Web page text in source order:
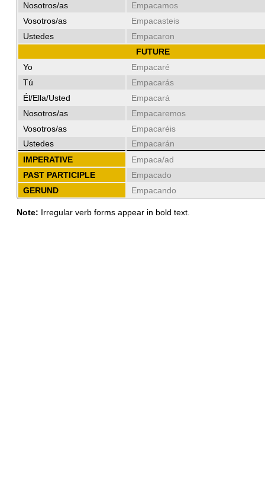
Nosotros/as
Empacamos
Vosotros/as
Empacasteis
Ustedes
Empacaron
FUTURE
Yo
Empacaré
Tú
Empacarás
Él/Ella/Usted
Empacará
Nosotros/as
Empacaremos
Vosotros/as
Empacaréis
Ustedes
Empacarán
IMPERATIVE
Empaca/ad
PAST PARTICIPLE
Empacado
GERUND
Empacando
Note: Irregular verb forms appear in bold text.